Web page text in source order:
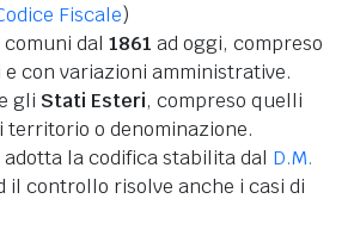
Fiscale)
dal 1861 ad oggi, compreso
con variazioni amministrative.
gli Stati Esteri, compreso quelli
territorio o denominazione.
adotta la codifica stabilita dal D.M.
il controllo risolve anche i casi di